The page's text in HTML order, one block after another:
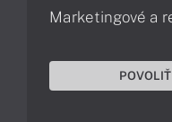
043 4224 771
Marketingové a